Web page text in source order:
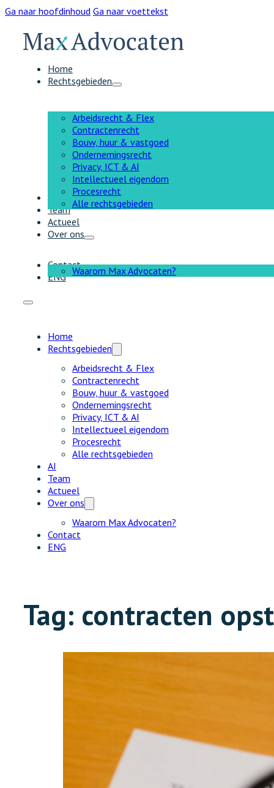
Ga naar hoofdinhoud Ga naar voettekst
Home
Rechtsgebieden
Arbeidsrecht & Flex
Contractenrecht
Bouw, huur & vastgoed
Ondernemingsrecht
Privacy, ICT & AI
Intellectueel eigendom
Procesrecht
Alle rechtsgebieden
Team
Actueel
Over ons
Waarom Max Advocaten?
Contact
ENG
Home
Rechtsgebieden
Arbeidsrecht & Flex
Contractenrecht
Bouw, huur & vastgoed
Ondernemingsrecht
Privacy, ICT & AI
Intellectueel eigendom
Procesrecht
Alle rechtsgebieden
AI
Team
Actueel
Over ons
Waarom Max Advocaten?
Contact
ENG
Tag: contracten